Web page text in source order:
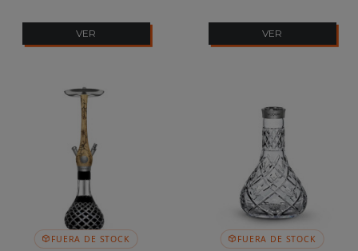
VER VER
FUERA DE STOCK FUERA DE STOCK